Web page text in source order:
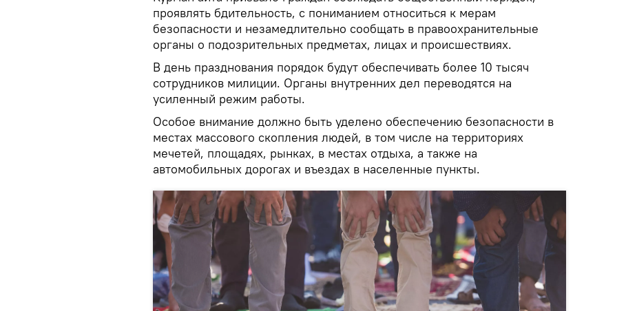
проявлять бдительность, с пониманием относиться к мерам
безопасности и незамедлительно сообщать в правоохранительные
органы о подозрительных предметах, лицах и происшествиях.
В день празднования порядок будут обеспечивать более 10 тысяч
сотрудников милиции. Органы внутренних дел переводятся на
усиленный режим работы.
Особое внимание должно быть уделено обеспечению безопасности в
местах массового скопления людей, в том числе на территориях
мечетей, площадях, рынках, в местах отдыха, а также на
автомобильных дорогах и въездах в населенные пункты.